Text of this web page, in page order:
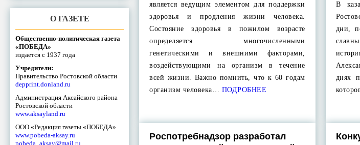
О ГАЗЕТЕ
Общественно-политическая газета
«ПОБЕДА»
издается с 1937 года
Учредители:
Правительство Ростовской области
depprint.donland.ru
Администрация Аксайского района
Ростовской области
www.aksayland.ru
ООО «Редакция газеты «ПОБЕДА»
www.pobeda-aksay.ru
pobeda_aksay@mail.ru
является ведущим элементом для поддержки
здоровья и продления жизни человека.
Состояние здоровья в пожилом возрасте
определяется многочисленными
генетическими и внешними факторами,
воздействующими на организм в течение
всей жизни. Важно помнить, что к 60 годам
организм человека… ПОДРОБНЕЕ
В
дни,
днях
Роспотребнадзор разработал